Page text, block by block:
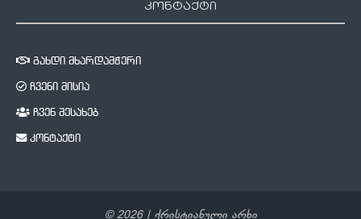
კონტაქტი
გახდი მხარდამჭერი
ჩვენი მისია
ჩვენ შესახებ
კონტაქტი
©2026| ქრისტიანული არხი